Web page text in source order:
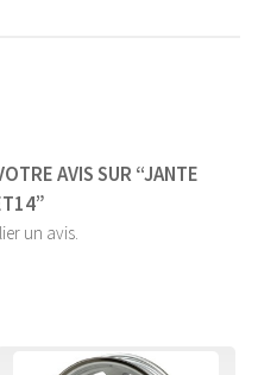
AVIS SUR “JANTE
un avis.